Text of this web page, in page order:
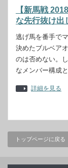
【新馬戦
な先行抜け出
逃げ馬を番手で
決めたブルベア
のは否めない。
なメンバー構成
詳細を見る
トップページに戻る